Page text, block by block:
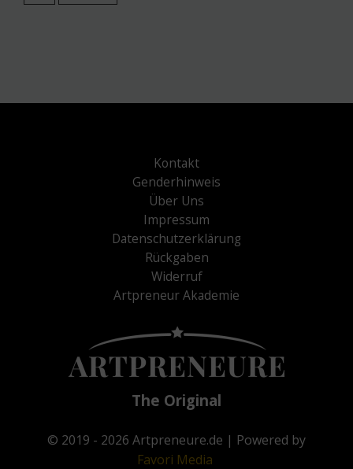
Kontakt
Genderhinweis
Über Uns
Impressum
Datenschutzerklärung
Rückgaben
Widerruf
Artpreneur Akademie
The Original
© 2019 - 2026 Artpreneure.de | Powered by
Favori Media